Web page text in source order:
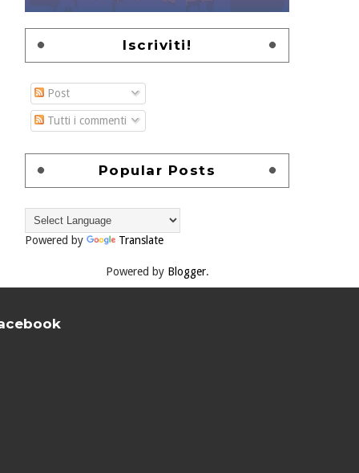
Iscriviti!
Post
Tutti i commenti
Popular Posts
Powered by Translate
Powered by Blogger.